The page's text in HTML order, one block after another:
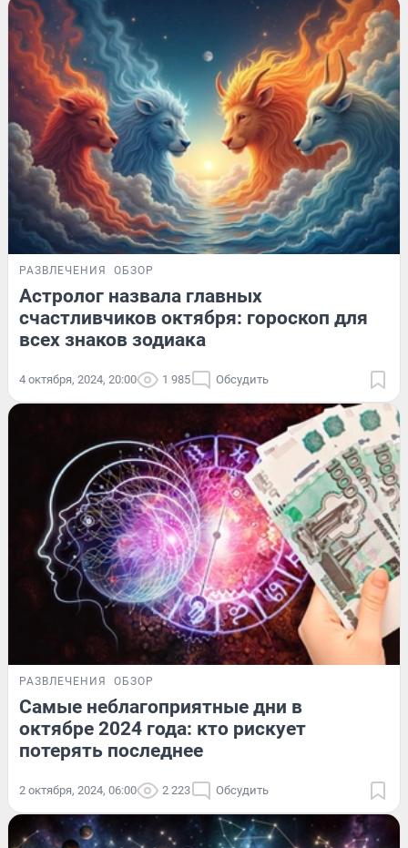
РАЗВЛЕЧЕНИЯ ОБЗОР
Астролог назвала главных
счастливчиков октября: гороскоп для
всех знаков зодиака
4 октября, 2024, 20:00 1 985 Обсудить
РАЗВЛЕЧЕНИЯ ОБЗОР
Самые неблагоприятные дни в
октябре 2024 года: кто рискует
потерять последнее
2 октября, 2024, 06:00 2 223 Обсудить